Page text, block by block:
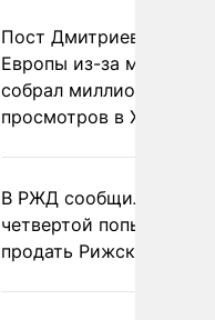
Пост Дмитриева о
Европы из-за
собрал миллион
просмотров в X
В РЖД сообщили о
четвертой попытке
продать Рижский